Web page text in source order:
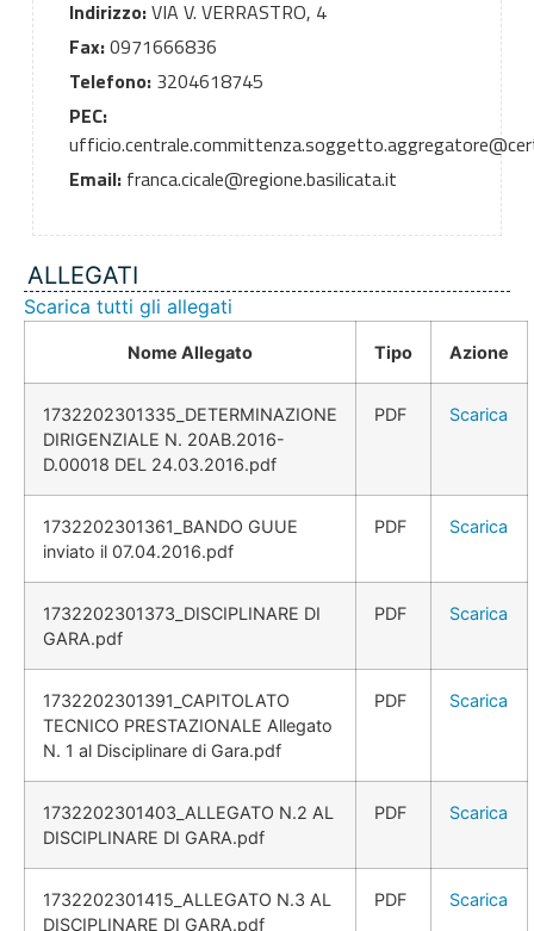
Indirizzo:VIA V. VERRASTRO, 4
Fax:0971666836
Telefono:3204618745
PEC:
Email:franca.cicale@regione.basilicata.it
ALLEGATI
Scarica tutti gli allegati
Nome Allegato Tipo Azione
1732202301335_DETERMINAZIONE
DIRIGENZIALE N. 20AB.2016-
D.00018 DEL 24.03.2016.pdf
PDF Scarica
1732202301361_BANDO GUUE
inviato il 07.04.2016.pdf
PDF Scarica
1732202301373_DISCIPLINARE DI
GARA.pdf
PDF Scarica
1732202301391_CAPITOLATO
TECNICO PRESTAZIONALE Allegato
N. 1 al Disciplinare di Gara.pdf
PDF Scarica
1732202301403_ALLEGATO N.2 AL
DISCIPLINARE DI GARA.pdf
PDF Scarica
1732202301415_ALLEGATO N.3 AL
DISCIPLINARE DI GARA.pdf
PDF Scarica